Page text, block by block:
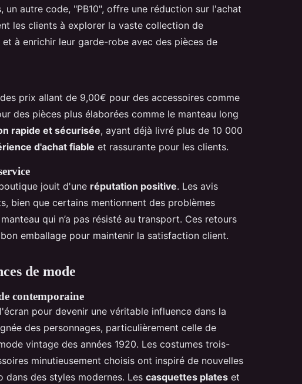
autre code, "PB10", offre une réduction sur l'achat
les clients à explorer la vaste collection de
et à enrichir leur garde-robe avec des pièces de
prix allant de 9,00€ pour des accessoires comme
des pièces plus élaborées comme le manteau long
rapide et sécurisée, ayant déjà livré plus de 10 000
d'achat fiable et rassurante pour les clients.
jouit d'une réputation positive. Les avis
bien que certains mentionnent des problèmes
qui n’a pas résisté au transport. Ces retours
emballage pour maintenir la satisfaction client.
de mode
contemporaine
pour devenir une véritable influence dans la
des personnages, particulièrement celle de
vintage des années 1920. Les costumes trois-
minutieusement choisis ont inspiré de nouvelles
des styles modernes. Les casquettes plates et